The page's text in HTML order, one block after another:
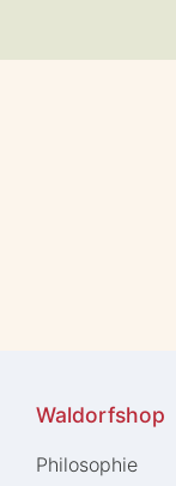
Waldorfshop
Philosophie